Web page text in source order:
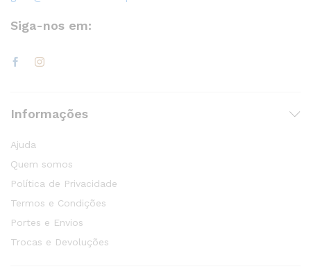
Siga-nos em:
Informações
Ajuda
Quem somos
Política de Privacidade
Termos e Condições
Portes e Envios
Trocas e Devoluções